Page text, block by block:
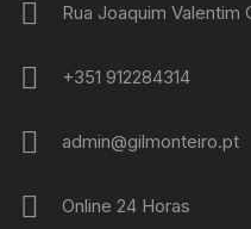
Rua Joaquim
+351 912284314
admin@gilmonteiro.pt
Online 24 Horas